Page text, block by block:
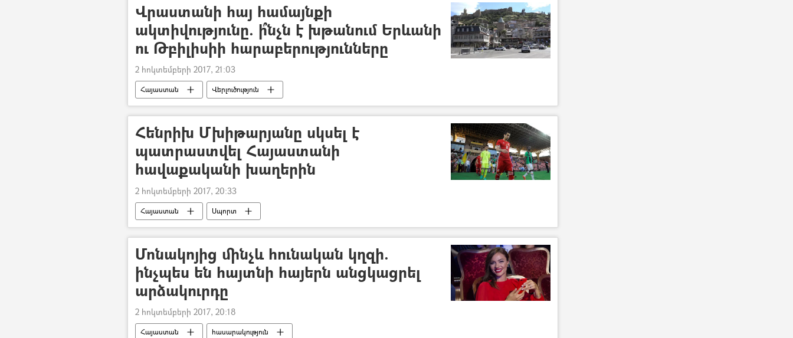
Վրաստանի հայ համայնքի
ակտիվությունը. ի՞նչն է խթանում Երևանի
ու Թբիլիսիի հարաբերությունները
2 հոկտեմբերի 2017, 21:03
Հայաստան Վերլուծություն
Հենրիխ Մխիթարյանը սկսել է
պատրաստվել Հայաստանի
հավաքականի խաղերին
2 հոկտեմբերի 2017, 20:33
Հայաստան Սպորտ
Մոնակոյից մինչև հունական կղզի.
ինչպես են հայտնի հայերն անցկացրել
արձակուրդը
2 հոկտեմբերի 2017, 20:18
Հայաստան հասարակություն